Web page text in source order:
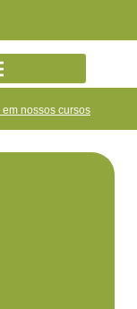
em nossos cursos